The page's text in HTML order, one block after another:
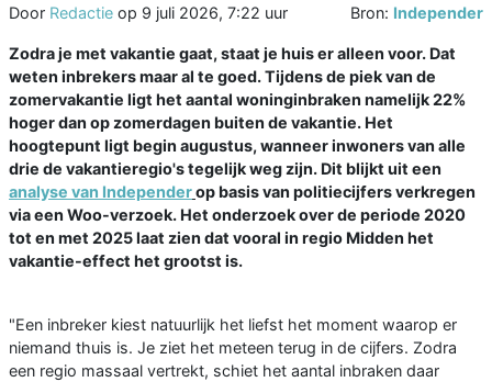
Door Redactie op 9 juli 2026, 7:22 uur Bron: Independer
Zodra je met vakantie gaat, staat je huis er alleen voor. Dat
weten inbrekers maar al te goed. Tijdens de piek van de
zomervakantie ligt het aantal woninginbraken namelijk 22%
hoger dan op zomerdagen buiten de vakantie. Het
hoogtepunt ligt begin augustus, wanneer inwoners van alle
drie de vakantieregio's tegelijk weg zijn. Dit blijkt uit een
analyse van Independerop basis van politiecijfers verkregen
via een Woo-verzoek. Het onderzoek over de periode 2020
tot en met 2025 laat zien dat vooral in regio Midden het
vakantie-effect het grootst is.
"Een inbreker kiest natuurlijk het liefst het moment waarop er
niemand thuis is. Je ziet het meteen terug in de cijfers. Zodra
een regio massaal vertrekt, schiet het aantal inbraken daar